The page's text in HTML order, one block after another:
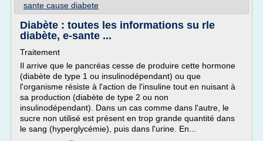
sante cause diabete
Diabète : toutes les informations su rle
diabète, e-sante ...
Traitement
Il arrive que le pancréas cesse de produire cette hormone
(diabète de type 1 ou insulinodépendant) ou que
l'organisme résiste à l'action de l'insuline tout en nuisant à
sa production (diabète de type 2 ou non
insulinodépendant). Dans un cas comme dans l'autre, le
sucre non utilisé est présent en trop grande quantité dans
le sang (hyperglycémie), puis dans l'urine. En...